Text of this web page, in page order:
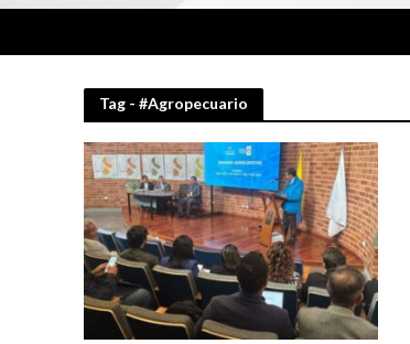
Tag - #Agropecuario